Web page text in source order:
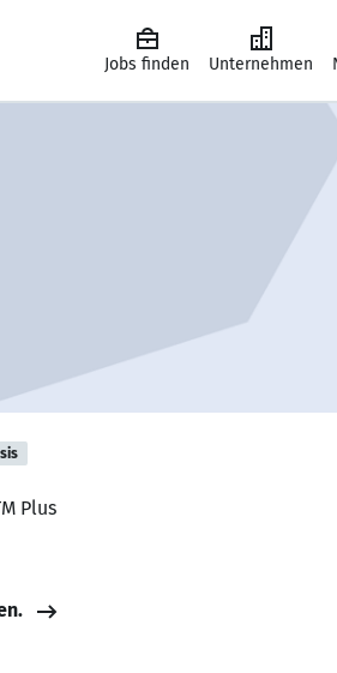
Jobs finden Unternehmen
Plus